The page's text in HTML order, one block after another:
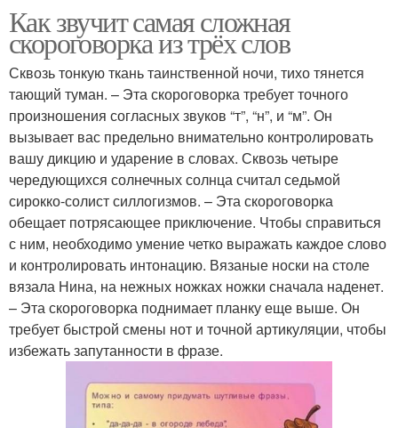
Как звучит самая сложная
скороговорка из трёх слов
Сквозь тонкую ткань таинственной ночи, тихо тянется
тающий туман. – Эта скороговорка требует точного
произношения согласных звуков “т”, “н”, и “м”. Он
вызывает вас предельно внимательно контролировать
вашу дикцию и ударение в словах. Сквозь четыре
чередующихся солнечных солнца считал седьмой
сирокко-солист силлогизмов. – Эта скороговорка
обещает потрясающее приключение. Чтобы справиться
с ним, необходимо умение четко выражать каждое слово
и контролировать интонацию. Вязаные носки на столе
вязала Нина, на нежных ножках ножки сначала наденет.
– Эта скороговорка поднимает планку еще выше. Он
требует быстрой смены нот и точной артикуляции, чтобы
избежать запутанности в фразе.